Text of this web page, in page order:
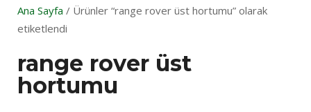
Ana Sayfa / Ürünler “range rover üst hortumu” olarak
etiketlendi
range rover üst
hortumu